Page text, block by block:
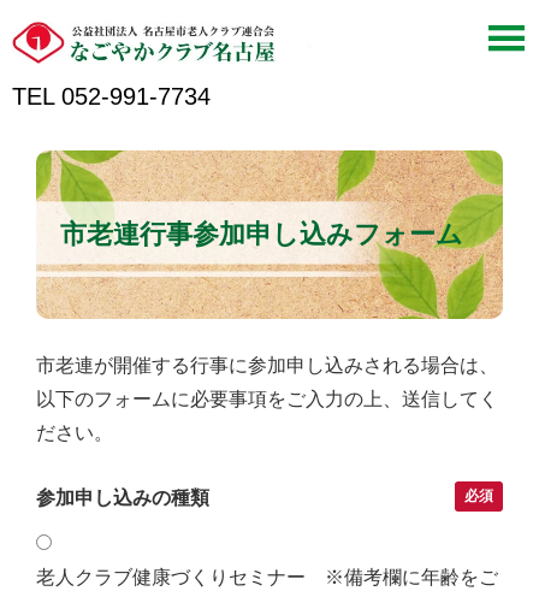
TEL 052-991-7734
市老連行事参加申し込みフォーム
市老連が開催する行事に参加申し込みされる場合は、
以下のフォームに必要事項をご入力の上、送信してく
ださい。
参加申し込みの種類 必須
老人クラブ健康づくりセミナー ※備考欄に年齢をご